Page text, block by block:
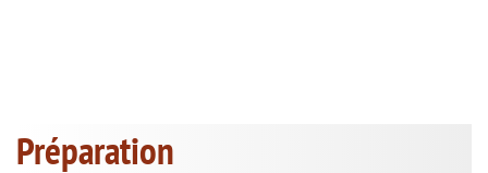
Préparation